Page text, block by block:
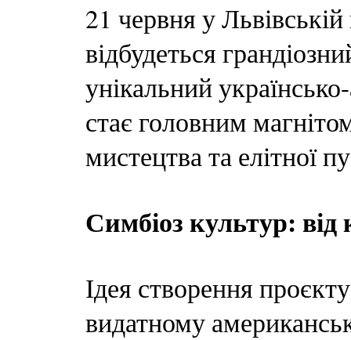
21 червня у
відбудеться
унікальний
стає головним
мистецтва та елітної
Симбіоз культур:
Ідея створення
видатному